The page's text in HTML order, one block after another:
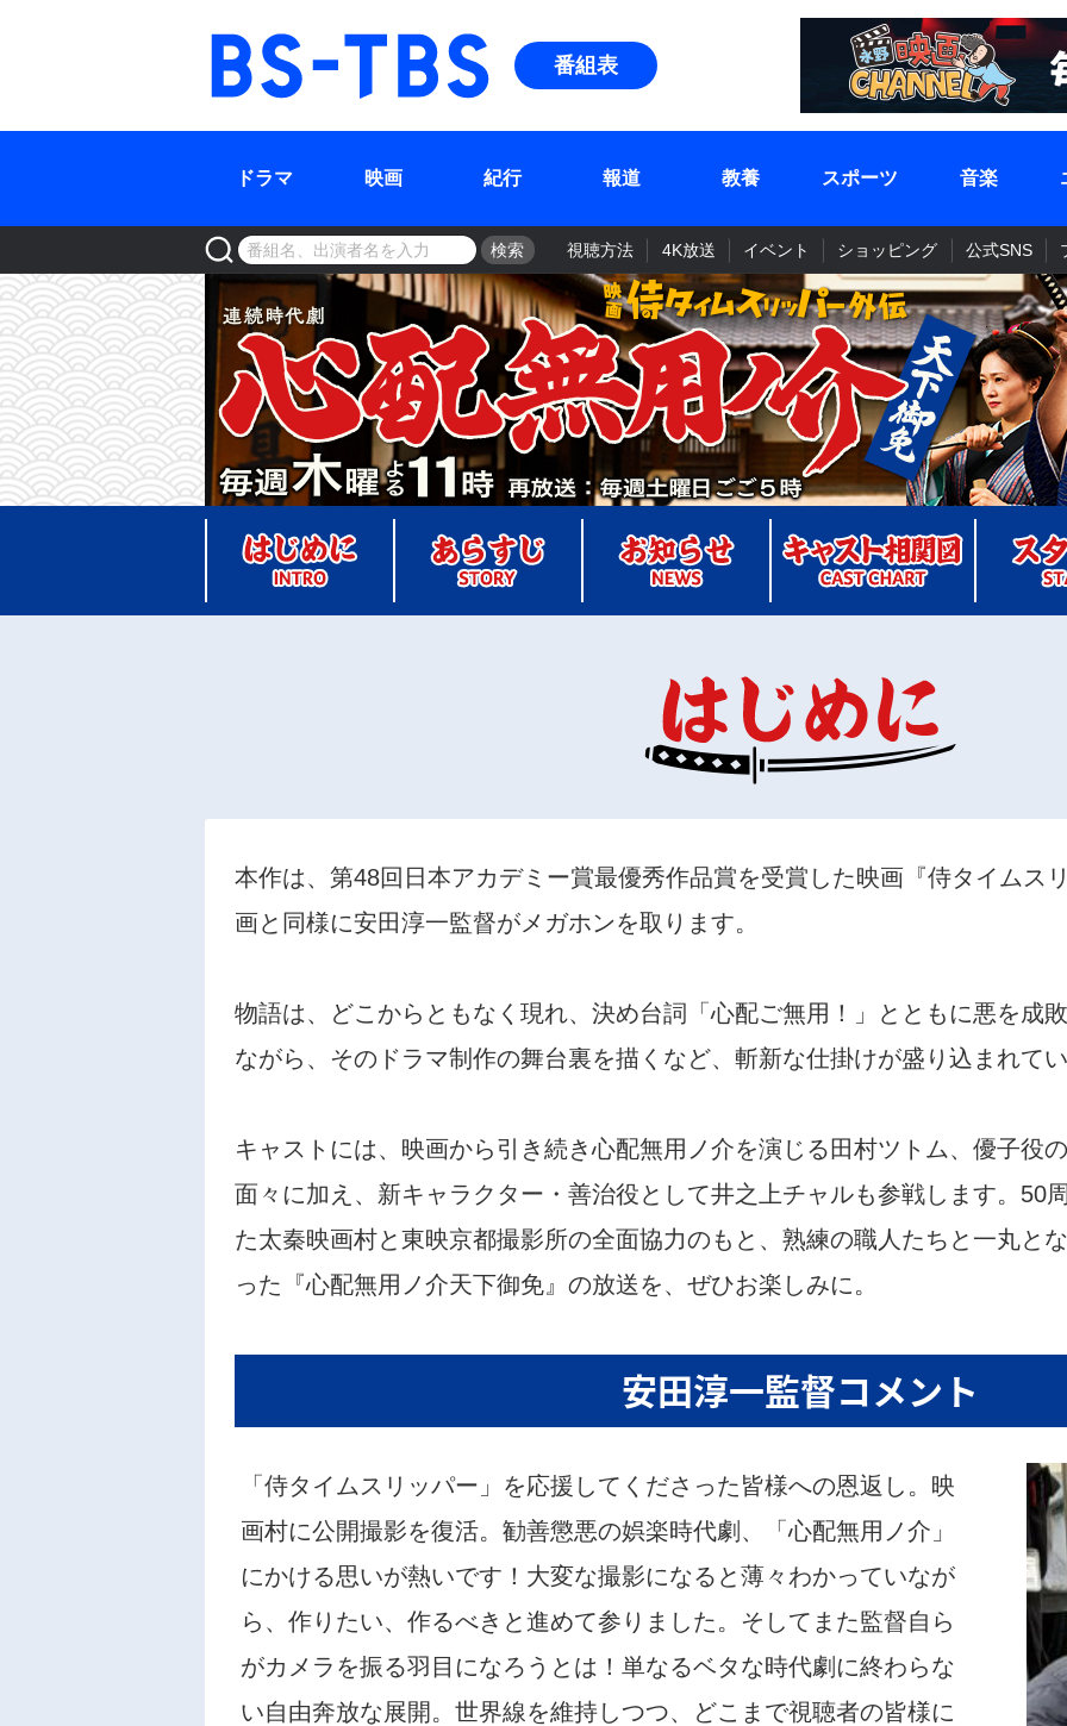
BS-TBS
番組表
ドラマ 映画 紀行 報道 教養 スポーツ 音楽
検索 視聴方法 4K放送 イベント ショッピング 公式SNS
本作は、第48回日本アカデミー賞最優秀作品賞を受賞した映画『侍タイムス
画と同様に安田淳一監督がメガホンを取ります。
物語は、どこからともなく現れ、決め台詞「心配ご無用！」とともに悪を成
ながら、そのドラマ制作の舞台裏を描くなど、斬新な仕掛けが盛り込まれて
キャストには、映画から引き続き心配無用ノ介を演じる田村ツトム、優子役
面々に加え、新キャラクター・善治役として井之上チャルも参戦します。50
た太秦映画村と東映京都撮影所の全面協力のもと、熟練の職人たちと一丸と
った『心配無用ノ介天下御免』の放送を、ぜひお楽しみに。
安田淳一監督コメント
「侍タイムスリッパー」を応援してくださった皆様への恩返し。映
画村に公開撮影を復活。勧善懲悪の娯楽時代劇、「心配無用ノ介」
にかける思いが熱いです！大変な撮影になると薄々わかっていなが
ら、作りたい、作るべきと進めて参りました。そしてまた監督自ら
がカメラを振る羽目になろうとは！単なるベタな時代劇に終わらな
い自由奔放な展開。世界線を維持しつつ、どこまで視聴者の皆様に